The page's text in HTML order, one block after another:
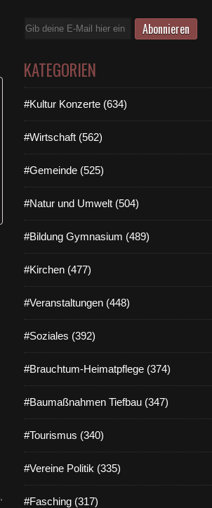
E-
KATEGORIEN
#Kultur Konzerte (634)
#Wirtschaft (562)
#Gemeinde (525)
#Natur und Umwelt (504)
#Bildung Gymnasium (489)
#Kirchen (477)
#Veranstaltungen (448)
#Soziales (392)
#Brauchtum-Heimatpflege (374)
#Baumaßnahmen Tiefbau (347)
#Tourismus (340)
#Vereine Politik (335)
#Fasching (317)